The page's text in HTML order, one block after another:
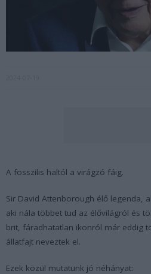
A fosszilis haltól a virágzó fáig.
Sir David Attenborough élő legenda,
aki nála többet tud az élővilágról és
brit, fáradhatatlan ikonról már eddig
állatfajt neveztek el.
Ezek közül mutatunk jó néhányat: